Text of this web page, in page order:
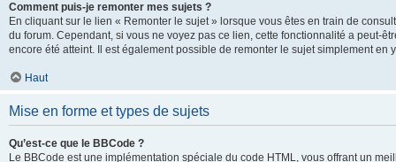
Comment puis-je remonter mes sujets ?
En cliquant sur le lien « Remonter le sujet » lorsque vous êtes en train de
du forum. Cependant, si vous ne voyez pas ce lien, cette fonctionnalité a peut-
encore été atteint. Il est également possible de remonter le sujet simplement
Haut
Mise en forme et types de sujets
Qu’est-ce que le BBCode ?
Le BBCode est une implémentation spéciale du code HTML, vous offrant un